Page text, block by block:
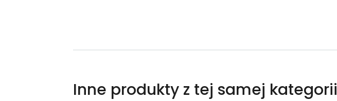
Inne produkty z tej samej kategorii